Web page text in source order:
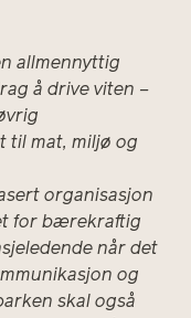
allmennyttig
å drive viten –
til mat, miljø og
organisasjon
for bærekraftig
når det
og
skal også